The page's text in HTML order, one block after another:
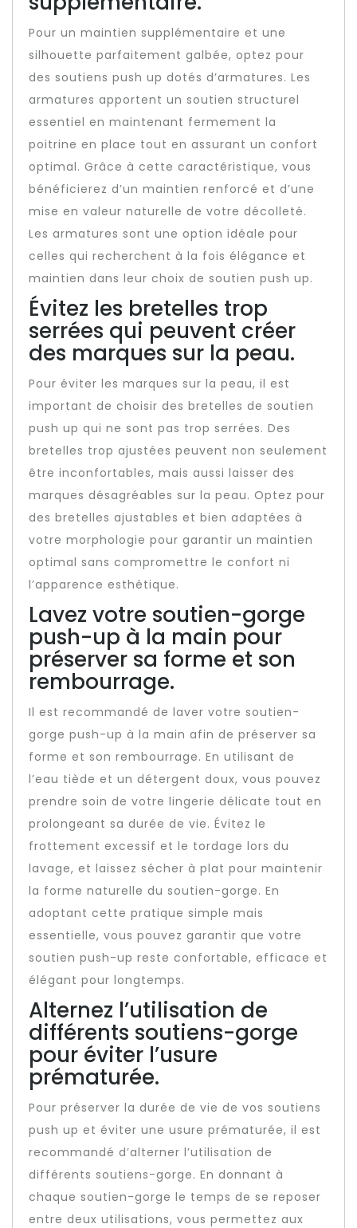
Pour un maintien supplémentaire et une
silhouette parfaitement galbée, optez pour
des soutiens push up dotés d’armatures. Les
armatures apportent un soutien structurel
essentiel en maintenant fermement la
poitrine en place tout en assurant un confort
optimal. Grâce à cette caractéristique, vous
bénéficierez d’un maintien renforcé et d’une
mise en valeur naturelle de votre décolleté.
Les armatures sont une option idéale pour
celles qui recherchent à la fois élégance et
maintien dans leur choix de soutien push up.
Évitez les bretelles trop
serrées qui peuvent créer
des marques sur la peau.
Pour éviter les marques sur la peau, il est
important de choisir des bretelles de soutien
push up qui ne sont pas trop serrées. Des
bretelles trop ajustées peuvent non seulement
être inconfortables, mais aussi laisser des
marques désagréables sur la peau. Optez pour
des bretelles ajustables et bien adaptées à
votre morphologie pour garantir un maintien
optimal sans compromettre le confort ni
l’apparence esthétique.
Lavez votre soutien-gorge
push-up à la main pour
préserver sa forme et son
rembourrage.
Il est recommandé de laver votre soutien-
gorge push-up à la main afin de préserver sa
forme et son rembourrage. En utilisant de
l’eau tiède et un détergent doux, vous pouvez
prendre soin de votre lingerie délicate tout en
prolongeant sa durée de vie. Évitez le
frottement excessif et le tordage lors du
lavage, et laissez sécher à plat pour maintenir
la forme naturelle du soutien-gorge. En
adoptant cette pratique simple mais
essentielle, vous pouvez garantir que votre
soutien push-up reste confortable, efficace et
élégant pour longtemps.
Alternez l’utilisation de
différents soutiens-gorge
pour éviter l’usure
prématurée.
Pour préserver la durée de vie de vos soutiens
push up et éviter une usure prématurée, il est
recommandé d’alterner l’utilisation de
différents soutiens-gorge. En donnant à
chaque soutien-gorge le temps de se reposer
entre deux utilisations, vous permettez aux